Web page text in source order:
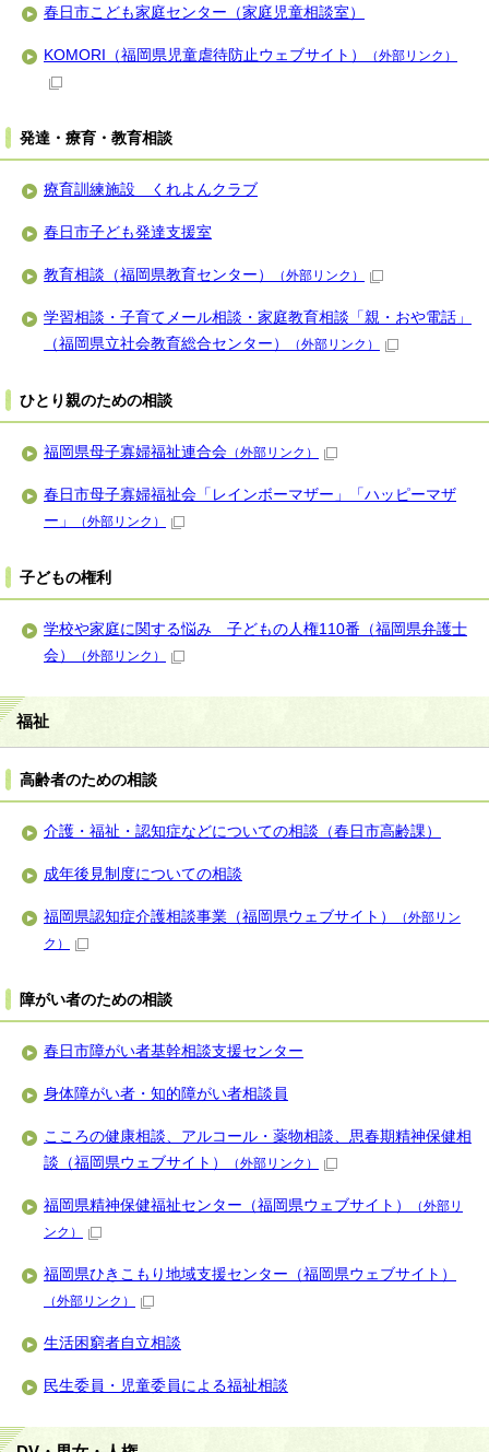
春日市こども家庭センター（家庭児童相談室）
KOMORI（福岡県児童虐待防止ウェブサイト） （外部リンク）
発達・療育・教育相談
療育訓練施設 くれよんクラブ
春日市子ども発達支援室
教育相談（福岡県教育センター） （外部リンク）
学習相談・子育てメール相談・家庭教育相談「親・おや電話」
（福岡県立社会教育総合センター）
（外部リンク）
ひとり親のための相談
福岡県母子寡婦福祉連合会 （外部リンク）
春日市母子寡婦福祉会「レインボーマザー」「ハッピーマザ
ー」
（外部リンク）
子どもの権利
学校や家庭に関する悩み 子どもの人権110番（福岡県弁護士
会）
（外部リンク）
福祉
高齢者のための相談
介護・福祉・認知症などについての相談（春日市高齢課）
成年後見制度についての相談
福岡県認知症介護相談事業（福岡県ウェブサイト）
（外部リン
ク）
障がい者のための相談
春日市障がい者基幹相談支援センター
身体障がい者・知的障がい者相談員
こころの健康相談、アルコール・薬物相談、思春期精神保健相
談（福岡県ウェブサイト）
（外部リンク）
福岡県精神保健福祉センター（福岡県ウェブサイト）
（外部リ
ンク）
福岡県ひきこもり地域支援センター（福岡県ウェブサイト）
（外部リンク）
生活困窮者自立相談
民生委員・児童委員による福祉相談